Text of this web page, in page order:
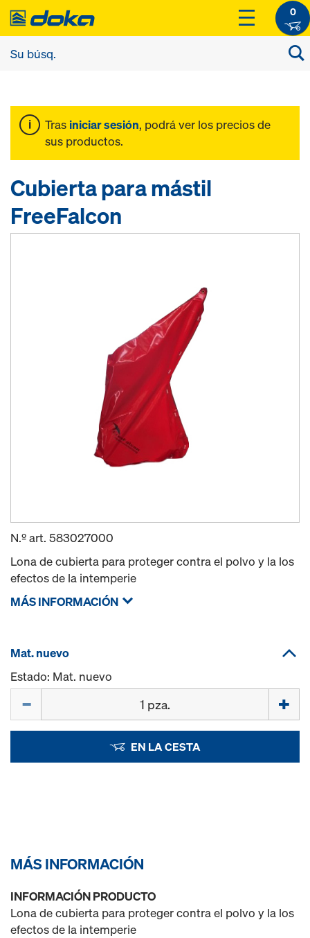
0
Tras iniciar sesión, podrá ver los precios de
sus productos.
Cubierta para mástil
FreeFalcon
N.º art. 583027000
Lona de cubierta para proteger contra el polvo y la los
efectos de la intemperie
MÁS INFORMACIÓN
Mat. nuevo
Estado: Mat. nuevo
EN LA CESTA
MÁS INFORMACIÓN
INFORMACIÓN PRODUCTO
Lona de cubierta para proteger contra el polvo y la los
efectos de la intemperie